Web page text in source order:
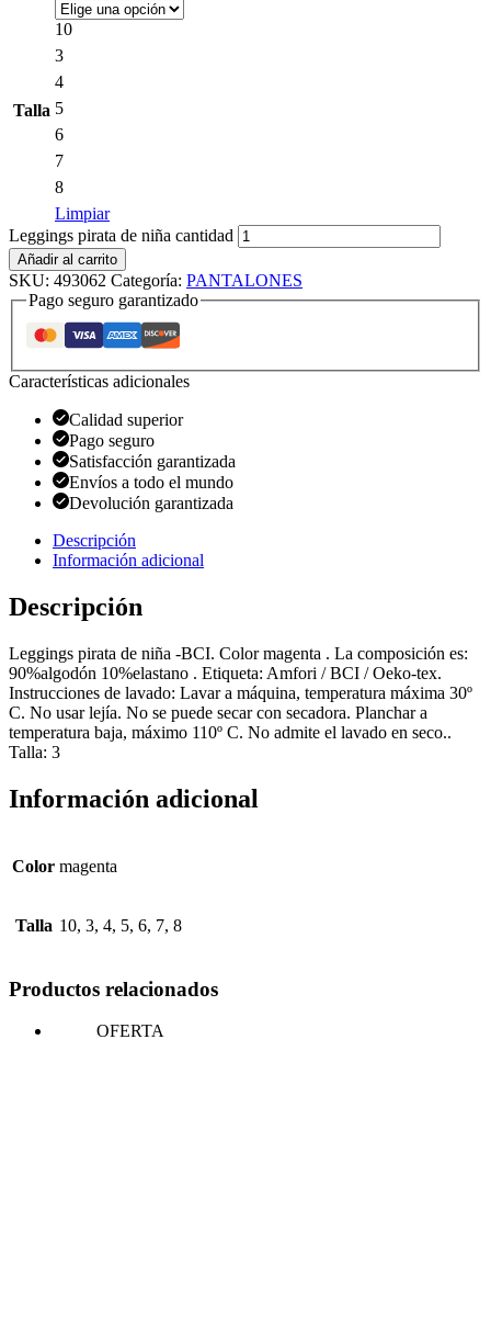
Talla
10
3
4
5
6
7
8
Limpiar
Leggings pirata de niña cantidad
Añadir al carrito
SKU: 493062 Categoría: PANTALONES
Pago seguro garantizado
Características adicionales
Calidad superior
Pago seguro
Satisfacción garantizada
Envíos a todo el mundo
Devolución garantizada
Descripción
Información adicional
Descripción
Leggings pirata de niña -BCI. Color magenta . La composición es:
90%algodón 10%elastano . Etiqueta: Amfori / BCI / Oeko-tex.
Instrucciones de lavado: Lavar a máquina, temperatura máxima 30º
C. No usar lejía. No se puede secar con secadora. Planchar a
temperatura baja, máximo 110º C. No admite el lavado en seco..
Talla: 3
Información adicional
Color magenta
Talla 10, 3, 4, 5, 6, 7, 8
Productos relacionados
OFERTA